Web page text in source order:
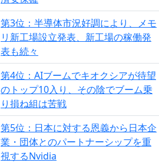
第3位：半導体市況好調により、メモ
リ新工場設立発表、新工場の稼働発
表も続々
第4位：AIブームでキオクシアが待望
のトップ10入り、その陰でブーム乗
り損ね組は苦戦
第5位：日本に対する恩義から日本企
業・団体とのパートナーシップを重
視するNvidia